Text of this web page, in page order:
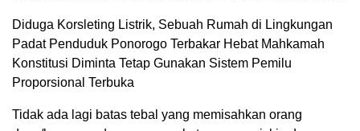
Diduga Korsleting Listrik, Sebuah Rumah di Lingkungan
Padat Penduduk Ponorogo Terbakar Hebat Mahkamah
Konstitusi Diminta Tetap Gunakan Sistem Pemilu
Proporsional Terbuka
Tidak ada lagi batas tebal yang memisahkan orang